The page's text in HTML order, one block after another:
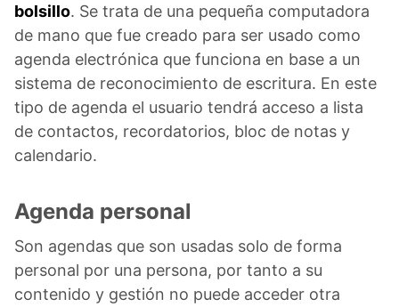
bolsillo. Se trata de una pequeña computadora
de mano que fue creado para ser usado como
agenda electrónica que funciona en base a un
sistema de reconocimiento de escritura. En este
tipo de agenda el usuario tendrá acceso a lista
de contactos, recordatorios, bloc de notas y
calendario.
Agenda personal
Son agendas que son usadas solo de forma
personal por una persona, por tanto a su
contenido y gestión no puede acceder otra